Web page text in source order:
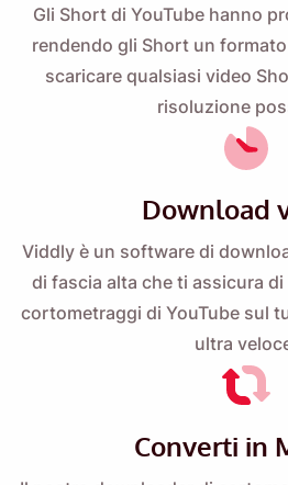
Gli Short di YouTube hanno
rendendo gli Short un
scaricare qualsiasi video
risoluzione
Download
Viddly è un software di
di fascia alta che ti assicura
cortometraggi di YouTube sul
ultra
Converti in
Inviati un promemoria
quando torni su